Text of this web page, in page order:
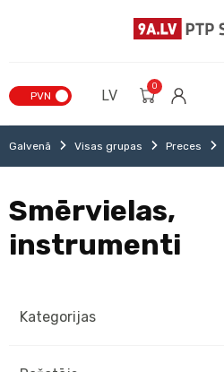
PVN LV
0
Galvenā Visas grupas Preces
Kategorijas
Smērvielas,
instrumenti